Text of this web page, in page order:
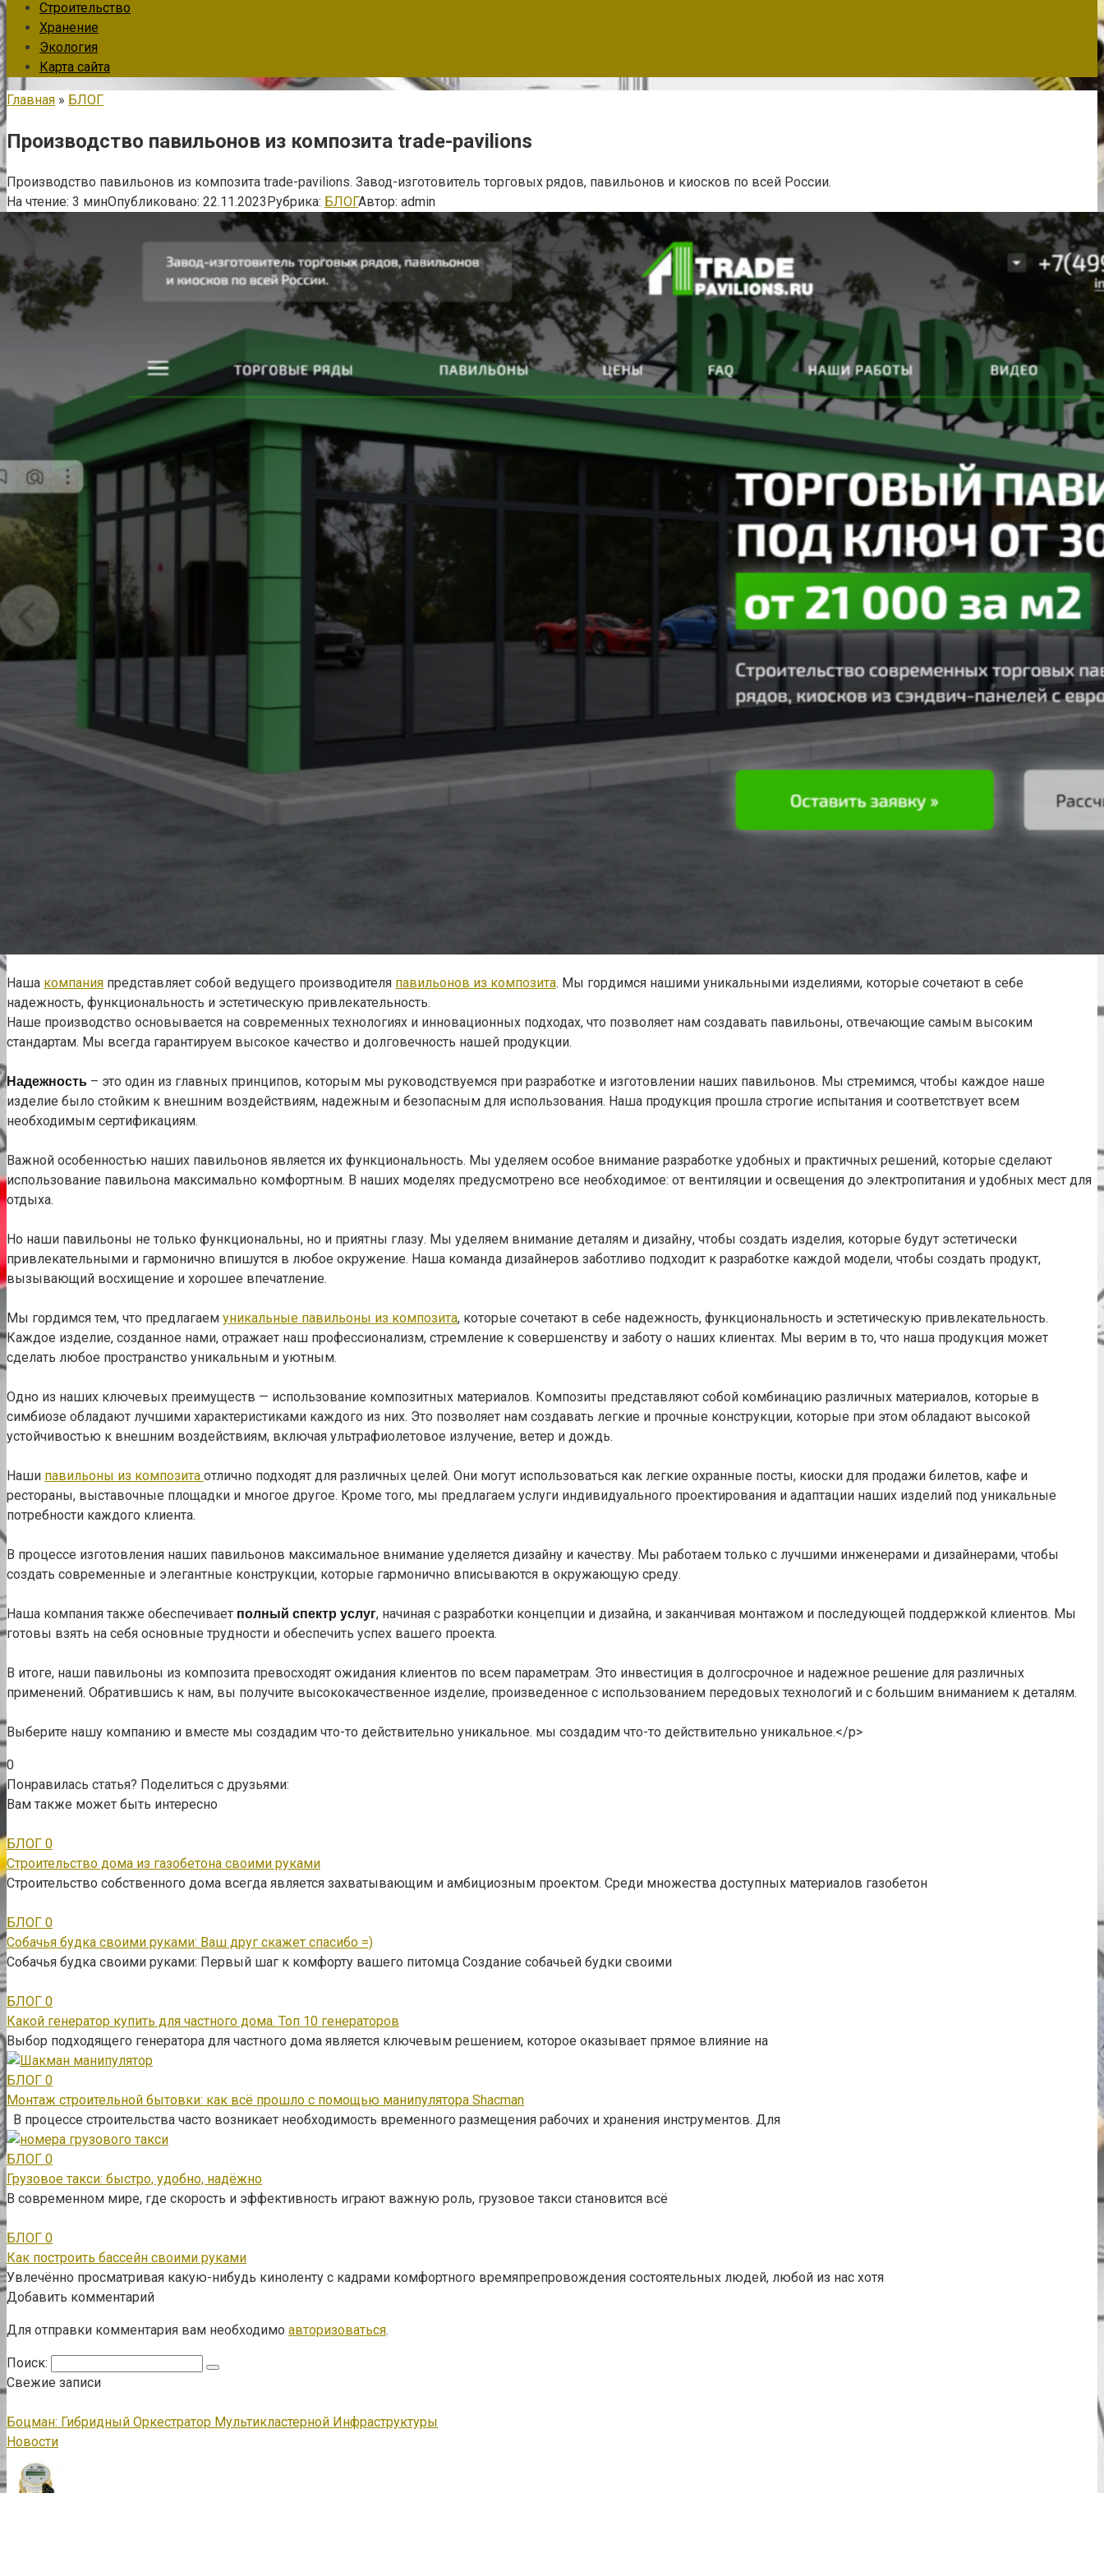
Строительство
Хранение
Экология
Карта сайта
Главная » БЛОГ
Производство павильонов из композита trade-pavilions
Производство павильонов из композита trade-pavilions. Завод-изготовитель торговых рядов, павильонов и киосков по всей России.
На чтение: 3 минОпубликовано: 22.11.2023Рубрика: БЛОГАвтор: admin
Наша компания представляет собой ведущего производителя павильонов из композита. Мы гордимся нашими уникальными изделиями, которые сочетают в себе
надежность, функциональность и эстетическую привлекательность.
Наше производство основывается на современных технологиях и инновационных подходах, что позволяет нам создавать павильоны, отвечающие самым высоким
стандартам. Мы всегда гарантируем высокое качество и долговечность нашей продукции.
Надежность – это один из главных принципов, которым мы руководствуемся при разработке и изготовлении наших павильонов. Мы стремимся, чтобы каждое наше
изделие было стойким к внешним воздействиям, надежным и безопасным для использования. Наша продукция прошла строгие испытания и соответствует всем
необходимым сертификациям.
Важной особенностью наших павильонов является их функциональность. Мы уделяем особое внимание разработке удобных и практичных решений, которые сделают
использование павильона максимально комфортным. В наших моделях предусмотрено все необходимое: от вентиляции и освещения до электропитания и удобных мест для
отдыха.
Но наши павильоны не только функциональны, но и приятны глазу. Мы уделяем внимание деталям и дизайну, чтобы создать изделия, которые будут эстетически
привлекательными и гармонично впишутся в любое окружение. Наша команда дизайнеров заботливо подходит к разработке каждой модели, чтобы создать продукт,
вызывающий восхищение и хорошее впечатление.
Мы гордимся тем, что предлагаем уникальные павильоны из композита, которые сочетают в себе надежность, функциональность и эстетическую привлекательность.
Каждое изделие, созданное нами, отражает наш профессионализм, стремление к совершенству и заботу о наших клиентах. Мы верим в то, что наша продукция может
сделать любое пространство уникальным и уютным.
Одно из наших ключевых преимуществ — использование композитных материалов. Композиты представляют собой комбинацию различных материалов, которые в
симбиозе обладают лучшими характеристиками каждого из них. Это позволяет нам создавать легкие и прочные конструкции, которые при этом обладают высокой
устойчивостью к внешним воздействиям, включая ультрафиолетовое излучение, ветер и дождь.
Наши павильоны из композита отлично подходят для различных целей. Они могут использоваться как легкие охранные посты, киоски для продажи билетов, кафе и
рестораны, выставочные площадки и многое другое. Кроме того, мы предлагаем услуги индивидуального проектирования и адаптации наших изделий под уникальные
потребности каждого клиента.
В процессе изготовления наших павильонов максимальное внимание уделяется дизайну и качеству. Мы работаем только с лучшими инженерами и дизайнерами, чтобы
создать современные и элегантные конструкции, которые гармонично вписываются в окружающую среду.
Наша компания также обеспечивает полный спектр услуг, начиная с разработки концепции и дизайна, и заканчивая монтажом и последующей поддержкой клиентов. Мы
готовы взять на себя основные трудности и обеспечить успех вашего проекта.
В итоге, наши павильоны из композита превосходят ожидания клиентов по всем параметрам. Это инвестиция в долгосрочное и надежное решение для различных
применений. Обратившись к нам, вы получите высококачественное изделие, произведенное с использованием передовых технологий и с большим вниманием к деталям.
Выберите нашу компанию и вместе мы создадим что-то действительно уникальное. мы создадим что-то действительно уникальное.</p>
0
Понравилась статья? Поделиться с друзьями:
Вам также может быть интересно
БЛОГ 0
Строительство дома из газобетона своими руками
Строительство собственного дома всегда является захватывающим и амбициозным проектом. Среди множества доступных материалов газобетон
БЛОГ 0
Собачья будка своими руками: Ваш друг скажет спасибо =)
Собачья будка своими руками: Первый шаг к комфорту вашего питомца Создание собачьей будки своими
БЛОГ 0
Какой генератор купить для частного дома. Топ 10 генераторов
Выбор подходящего генератора для частного дома является ключевым решением, которое оказывает прямое влияние на
БЛОГ 0
Монтаж строительной бытовки: как всё прошло с помощью манипулятора Shacman
В процессе строительства часто возникает необходимость временного размещения рабочих и хранения инструментов. Для
БЛОГ 0
Грузовое такси: быстро, удобно, надёжно
В современном мире, где скорость и эффективность играют важную роль, грузовое такси становится всё
БЛОГ 0
Как построить бассейн своими руками
Увлечённо просматривая какую-нибудь киноленту с кадрами комфортного времяпрепровождения состоятельных людей, любой из нас хотя
Добавить комментарий
Для отправки комментария вам необходимо авторизоваться.
Поиск:
Свежие записи
Боцман: Гибридный Оркестратор Мультикластерной Инфраструктуры
Новости